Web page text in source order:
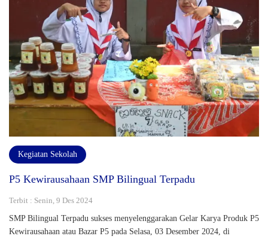
Kegiatan Sekolah
P5 Kewirausahaan SMP Bilingual Terpadu
Terbit : Senin, 9 Des 2024
SMP Bilingual Terpadu sukses menyelenggarakan Gelar Karya Produk P5
Kewirausahaan atau Bazar P5 pada Selasa, 03 Desember 2024, di